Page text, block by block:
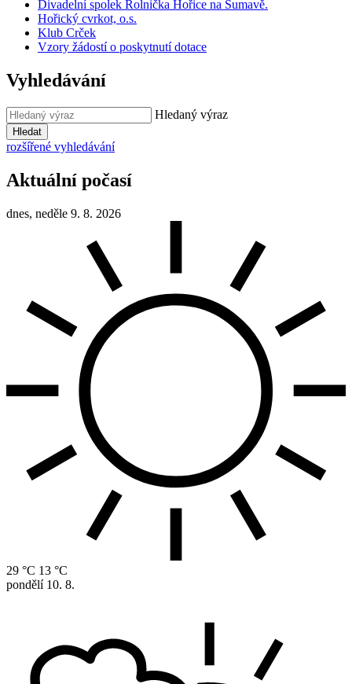
Divadelní spolek Rolnička Hořice na Šumavě.
Hořický cvrkot, o.s.
Klub Crček
Vzory žádostí o poskytnutí dotace
Vyhledávání
Hledaný výraz
Hledat
rozšířené vyhledávání
Aktuální počasí
dnes, neděle 9. 8. 2026
29 °C 13 °C
pondělí 10. 8.